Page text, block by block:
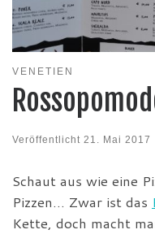
VENETIEN
Veröffentlicht 21. Mai 2017
Schaut aus wie eine
Pizzen… Zwar ist das
Kette, doch macht